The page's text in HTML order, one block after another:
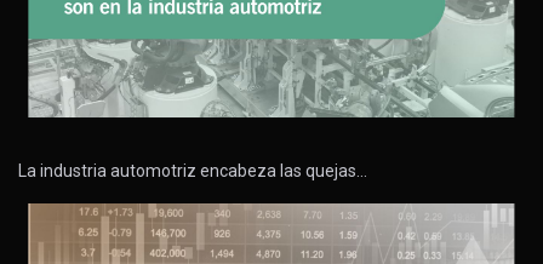
La industria automotriz encabeza las quejas…